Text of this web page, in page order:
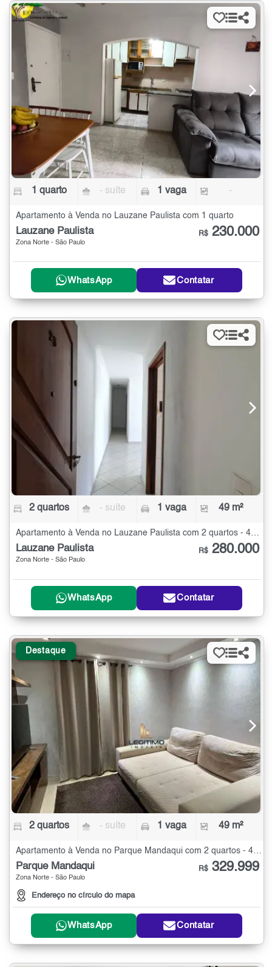
1 quarto - suíte 1 vaga -
Apartamento à Venda no Lauzane Paulista com 1 quarto
Lauzane Paulista
Zona Norte - São Paulo
R$ 230.000
WhatsApp Contatar
2 quartos - suíte 1 vaga 49 m²
Apartamento à Venda no Lauzane Paulista com 2 quartos - 49 m²
Lauzane Paulista
Zona Norte - São Paulo
R$ 280.000
WhatsApp Contatar
Destaque
2 quartos - suíte 1 vaga 49 m²
Parque Mandaqui
Zona Norte - São Paulo
Endereço no círculo do mapa
R$ 329.999
WhatsApp Contatar